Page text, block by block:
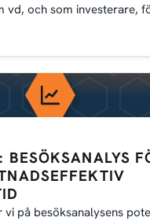
vd, och som investerare,
BESÖKSANALYS
vi på besöksanalysens